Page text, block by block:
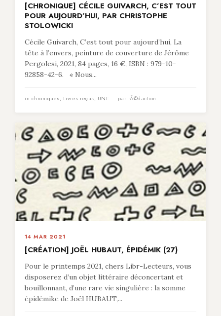
[CHRONIQUE] CÉCILE GUIVARCH, C’EST TOUT
POUR AUJOURD’HUI, PAR CHRISTOPHE
STOLOWICKI
Cécile Guivarch, C’est tout pour aujourd’hui, La
tête à l’envers, peinture de couverture de Jérôme
Pergolesi, 2021, 84 pages, 16 €, ISBN : 979-10-
92858-42-6. « Nous...
in chroniques, Livres reçus, UNE — par rÃ©daction
14 MAR 2021
[CRÉATION] JOËL HUBAUT, ÉPIDÉMIK (27)
Pour le printemps 2021, chers Libr-Lecteurs, vous
disposerez d’un objet littéraire déconcertant et
bouillonnant, d’une rare vie singulière : la somme
épidémike de Joël HUBAUT,...